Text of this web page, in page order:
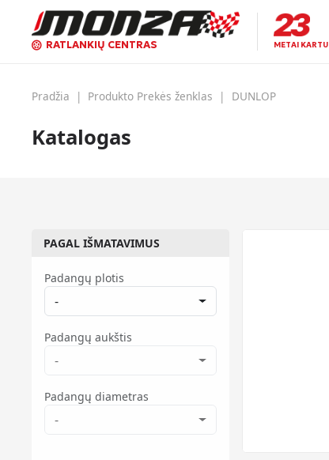
RATLANKIŲ CENTRAS METAI KARTU
Pradžia | Produkto Prekės ženklas | DUNLOP
Katalogas
PAGAL IŠMATAVIMUS
Padangų plotis
-
Padangų aukštis
-
Padangų diametras
-